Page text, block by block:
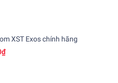
XST Exos chính hãng